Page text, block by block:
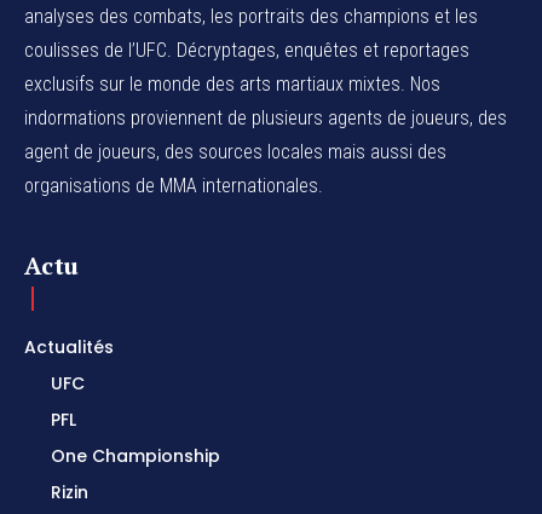
analyses des combats, les portraits des champions et les
coulisses de l’UFC. Décryptages, enquêtes et reportages
exclusifs sur le monde des arts martiaux mixtes. Nos
indormations proviennent de plusieurs agents de joueurs, des
agent de joueurs, des sources locales mais aussi des
organisations de MMA internationales.
Actu
Actualités
UFC
PFL
One Championship
Rizin